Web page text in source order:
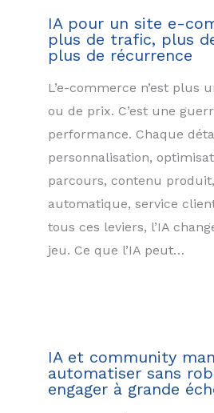
IA pour un site e-
plus de trafic, plus
plus de récurrence
L’e-commerce n’est plus
ou de prix. C’est une
performance. Chaque
personnalisation,
parcours, contenu
automatique, service
tous ces leviers, l’IA
jeu. Ce que l’IA peut…
IA et community
automatiser sans
engager à grande